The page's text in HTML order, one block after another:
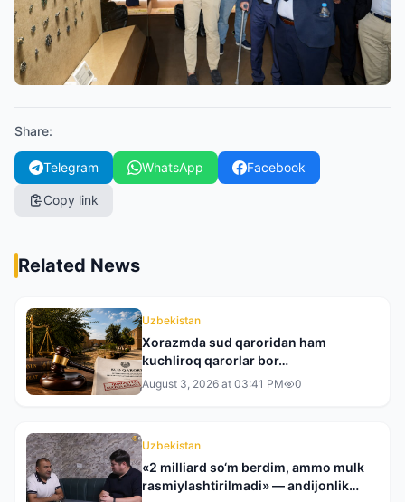
Share:
Telegram WhatsApp Facebook
Copy link
Related News
Uzbekistan
Xorazmda sud qaroridan ham
kuchliroq qarorlar bor…
August 3, 2026 at 03:41 PM 0
Uzbekistan
«2 milliard so‘m berdim, ammo mulk
rasmiylashtirilmadi» — andijonlik